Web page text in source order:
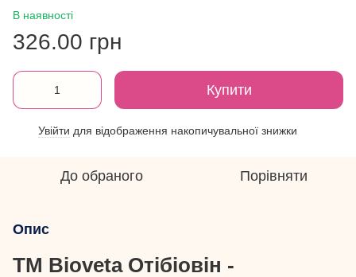
В наявності
326.00 грн
Купити
Увійти для відображення накопичувальної знижки
До обраного Порівняти
Опис
ТМ Bioveta Отібіовін -